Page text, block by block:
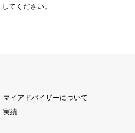
してください。
マイアドバイザーについて
実績